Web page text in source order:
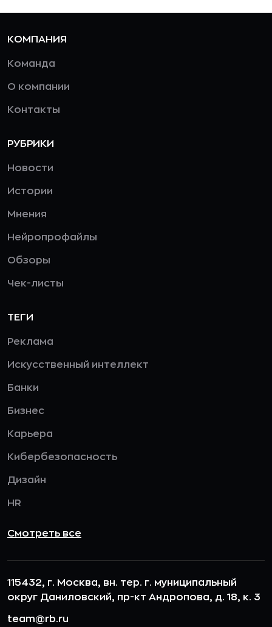
КОМПАНИЯ
Команда
О компании
Контакты
РУБРИКИ
Новости
Истории
Мнения
Нейропрофайлы
Обзоры
Чек-листы
ТЕГИ
Реклама
Искусственный интеллект
Банки
Бизнес
Карьера
Кибербезопасность
Дизайн
HR
Смотреть все
115432, г. Москва, вн. тер. г. муниципальный
округ Даниловский, пр-кт Андропова, д. 18, к. 3
team@rb.ru